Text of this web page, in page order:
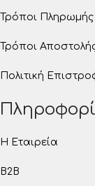
Τρόποι Πληρωμής
Τρόποι
Πολιτική
Η Εταιρεία
B2B